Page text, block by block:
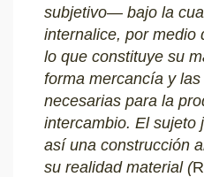
subjetivo— bajo la
internalice, por medio
lo que constituye su
forma mercancía y
necesarias para la
intercambio. El sujeto
así una construcción
su realidad material (